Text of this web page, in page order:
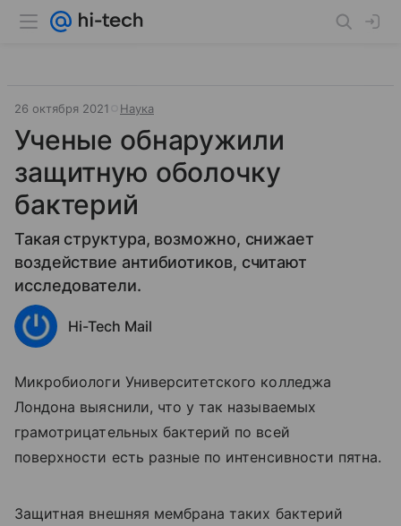
26 октября 2021 Наука
Ученые обнаружили
защитную оболочку
бактерий
Такая структура, возможно, снижает
воздействие антибиотиков, считают
исследователи.
Hi-Tech Mail
Микробиологи Университетского колледжа
Лондона выяснили, что у так называемых
грамотрицательных бактерий по всей
поверхности есть разные по интенсивности пятна.
Защитная внешняя мембрана таких бактерий